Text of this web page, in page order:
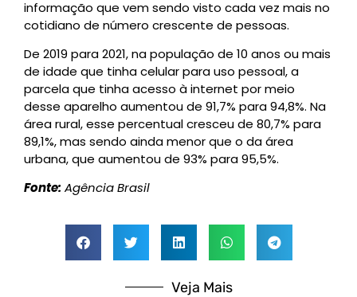
informação que vem sendo visto cada vez mais no
cotidiano de número crescente de pessoas.
De 2019 para 2021, na população de 10 anos ou mais
de idade que tinha celular para uso pessoal, a
parcela que tinha acesso à internet por meio
desse aparelho aumentou de 91,7% para 94,8%. Na
área rural, esse percentual cresceu de 80,7% para
89,1%, mas sendo ainda menor que o da área
urbana, que aumentou de 93% para 95,5%.
Fonte: Agência Brasil
Veja Mais